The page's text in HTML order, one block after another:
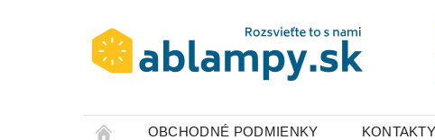
OBCHODNÉ PODMIENKY KONTAKTY